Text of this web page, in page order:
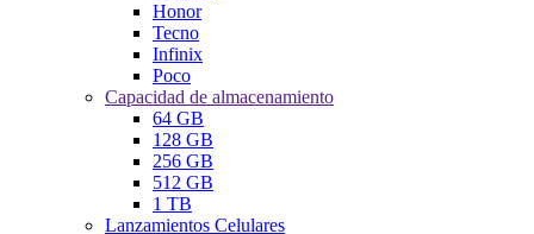
Honor
Tecno
Infinix
Poco
Capacidad de almacenamiento
64 GB
128 GB
256 GB
512 GB
1 TB
Lanzamientos Celulares